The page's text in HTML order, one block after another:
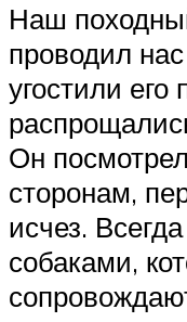
Наш
проводил
угостили
Он
сторонам,
исчез.
собаками,